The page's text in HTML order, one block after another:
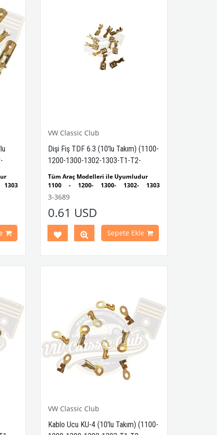
Ghia
VW Classic Club
Dişi Fiş TDF 6.3 (10'lu Takım) (1100-
1200-1300-1302-1303-T1-T2-
Karmann Ghia-Variant)
Tüm Araç Modelleri ile Uyumludur
1100 - 1200- 1300- 1302- 1303
Kaplumbağa Modelleri ile Uyumludur
Kaplumbağa Modelleri ile Uyumludur
Minibüs Modelleri ile Uyumludur
Variant (Type 3) ve Karmann Ghia
3-3689
0.61 USD
Sepete Ekle
VW Classic Club
Kablo Ucu KU-4 (10'lu Takım) (1100-